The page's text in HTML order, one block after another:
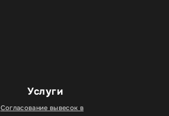
Услуги
Согласование вывесок в